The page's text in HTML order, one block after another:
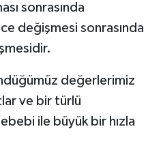
sonrasında
değişmesi sonrasında
değerlerimiz
ve bir türlü
ile büyük bir hızla